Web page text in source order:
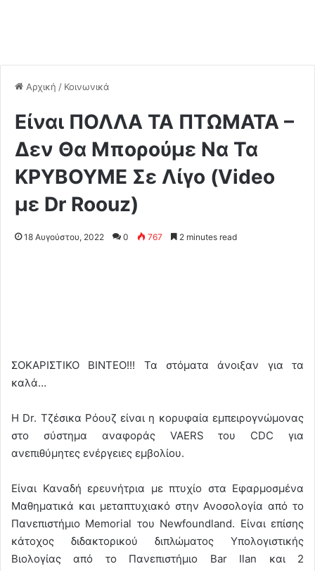
Αρχική / Κοινωνικά
Είναι ΠΟΛΛΑ ΤΑ ΠΤΩΜΑΤΑ –
Δεν Θα Μπορούμε Να Τα
ΚΡΥΒΟΥΜΕ Σε Λίγο (Video
με Dr Roouz)
18 Αυγούστου, 2022 0 767 2 minutes read
ΣΟΚΑΡΙΣΤΙΚΟ ΒΙΝΤΕΟ!!! Τα στόματα άνοιξαν για τα
καλά…
Η Dr. Τζέσικα Ρόουζ είναι η κορυφαία εμπειρογνώμονας
στο σύστημα αναφοράς VAERS του CDC για
ανεπιθύμητες ενέργειες εμβολίου.
Είναι Καναδή ερευνήτρια με πτυχίο στα Εφαρμοσμένα
Μαθηματικά και μεταπτυχιακό στην Ανοσολογία από το
Πανεπιστήμιο Memorial του Newfoundland. Είναι επίσης
κάτοχος διδακτορικού διπλώματος Υπολογιστικής
Βιολογίας από το Πανεπιστήμιο Bar Ilan και 2